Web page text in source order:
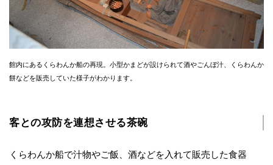
館内にあるくらわんか船の再現。小型かまどが設けられて酒やごんぼ汁、くらわんか
餅などを販売していた様子がわかります。
客との攻防を連想させる茶碗
くらわんか船で汁物やご飯、酒などを入れて販売した食器